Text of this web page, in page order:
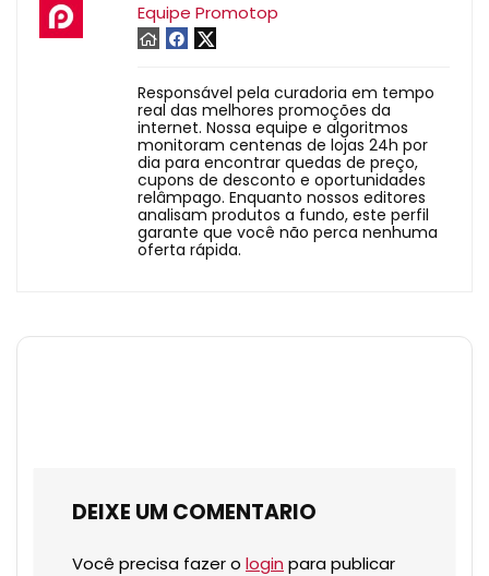
Equipe Promotop
Responsável pela curadoria em tempo
real das melhores promoções da
internet. Nossa equipe e algoritmos
monitoram centenas de lojas 24h por
dia para encontrar quedas de preço,
cupons de desconto e oportunidades
relâmpago. Enquanto nossos editores
analisam produtos a fundo, este perfil
garante que você não perca nenhuma
oferta rápida.
DEIXE UM COMENTARIO
Você precisa fazer o login para publicar